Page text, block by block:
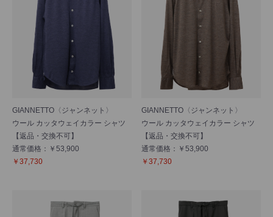
GIANNETTO〈ジャンネット〉
ウール カッタウェイカラー シャツ
【返品・交換不可】
通常価格：￥53,900
￥37,730
GIANNETTO〈ジャンネット〉
ウール カッタウェイカラー シャツ
【返品・交換不可】
通常価格：￥53,900
￥37,730